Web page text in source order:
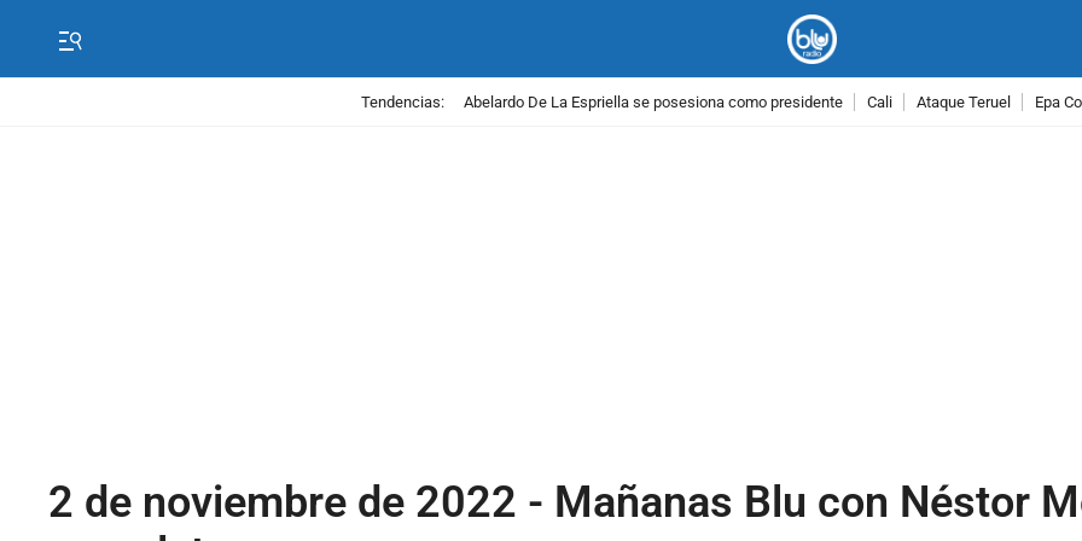
Tendencias: Abelardo De La Espriella se posesiona como presidente Cali Ataque Teruel Epa
2 de noviembre de 2022 - Mañanas Blu con Néstor